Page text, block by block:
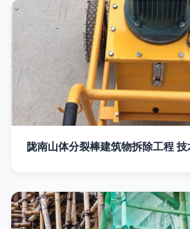
陇南山体分裂棒建筑物拆除工程